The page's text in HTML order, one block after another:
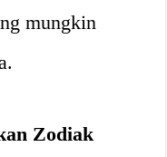
mungkin
Zodiak